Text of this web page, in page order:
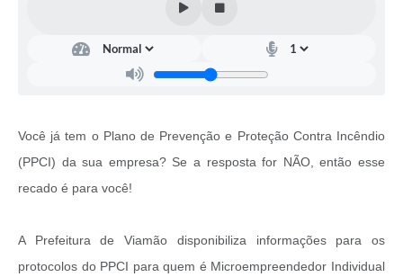
Você já tem o Plano de Prevenção e Proteção Contra Incêndio
(PPCI) da sua empresa? Se a resposta for NÃO, então esse
recado é para você!
A Prefeitura de Viamão disponibiliza informações para os
protocolos do PPCI para quem é Microempreendedor Individual